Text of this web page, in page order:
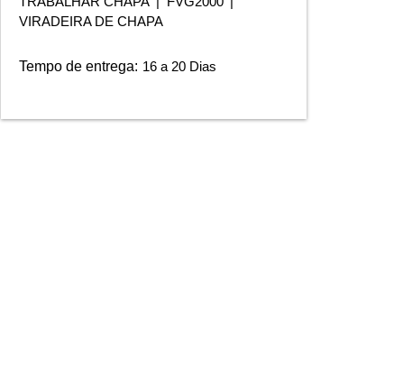
VIRADEIRA DE CHAPA
Tempo de entrega: 16 a 20 Dias